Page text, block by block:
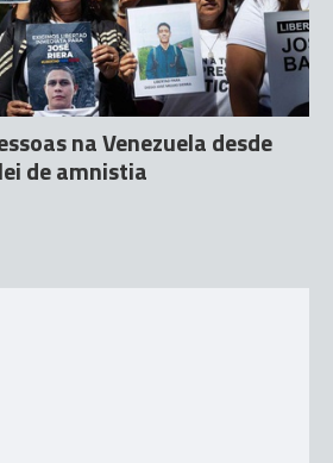
na Venezuela desde
de amnistia